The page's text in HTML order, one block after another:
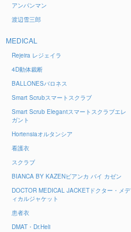
アンパンマン
渡辺雪三郎
MEDICAL
Rejeira レジェイラ
4D動体裁断
BALLONESバロネス
Smart Scrubスマートスクラブ
Smart Scrub Elegantスマートスクラブエレ
ガント
Hortensiaオルタンシア
看護衣
スクラブ
BIANCA BY KAZENビアンカ バイ カゼン
DOCTOR MEDICAL JACKETドクター・メデ
ィカルジャケット
患者衣
DMAT・Dr.Heli